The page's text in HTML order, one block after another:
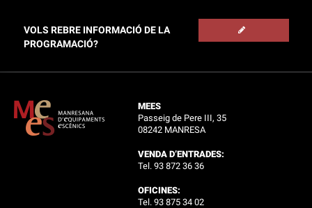
VOLS REBRE INFORMACIÓ DE LA
PROGRAMACIÓ?
MEES
Passeig de Pere III, 35
08242 MANRESA
VENDA D’ENTRADES:
Tel. 93 872 36 36
OFICINES:
Tel. 93 875 34 02